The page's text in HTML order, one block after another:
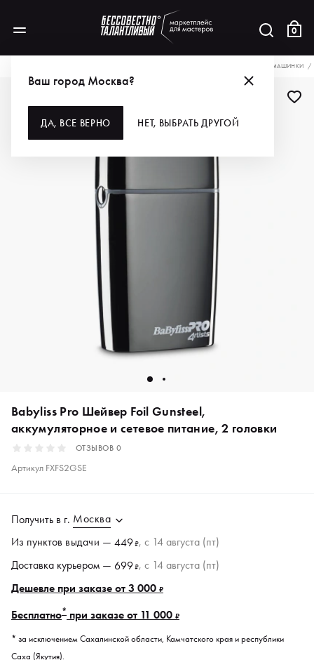
0
Ваш город Москва?
ДА, ВСЕ ВЕРНО НЕТ, ВЫБРАТЬ ДРУГОЙ
МАШИНКИ
Babyliss Pro Шейвер Foil Gunsteel,
аккумуляторное и сетевое питание, 2 головки
ОТЗЫВОВ 0
Артикул FXFS2GSE
Получить в г. Москва
Из пунктов выдачи — 449₽, c 14 августа (пт)
Доставка курьером — 699₽, c 14 августа (пт)
Дешевле при заказе от 3 000 ₽
Бесплатно* при заказе от 11 000 ₽
* за исключением Сахалинской области, Камчатского края и республики
Саха (Якутия).